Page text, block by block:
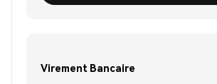
Virement Bancaire